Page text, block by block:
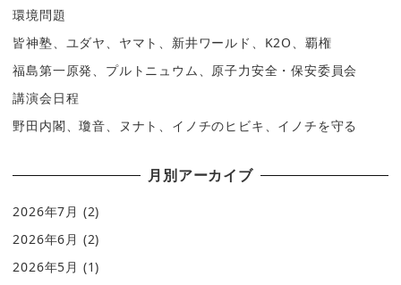
環境問題
皆神塾、ユダヤ、ヤマト、新井ワールド、K2O、覇権
福島第一原発、プルトニュウム、原子力安全・保安委員会
講演会日程
野田内閣、瓊音、ヌナト、イノチのヒビキ、イノチを守る
月別アーカイブ
2026年7月 (2)
2026年6月 (2)
2026年5月 (1)